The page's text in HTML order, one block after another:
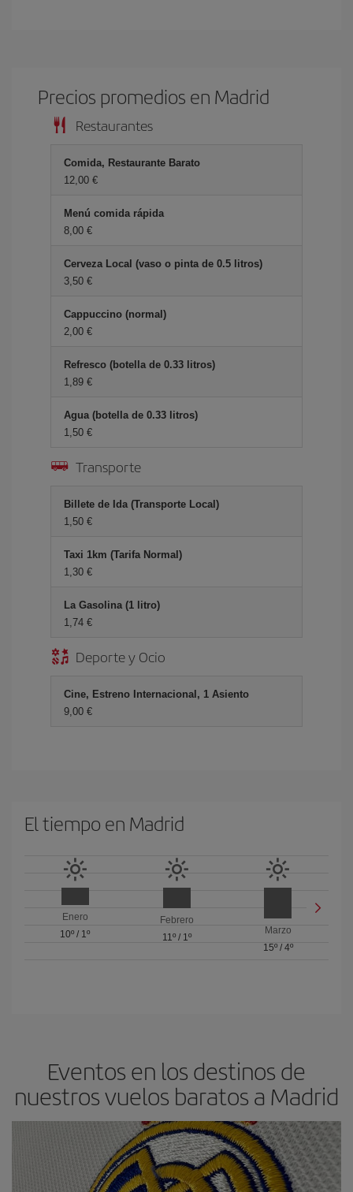
Precios promedios en Madrid
Restaurantes
Comida, Restaurante Barato
12,00 €
Menú comida rápida
8,00 €
Cerveza Local (vaso o pinta de 0.5 litros)
3,50 €
Cappuccino (normal)
2,00 €
Refresco (botella de 0.33 litros)
1,89 €
Agua (botella de 0.33 litros)
1,50 €
Transporte
Billete de Ida (Transporte Local)
1,50 €
Taxi 1km (Tarifa Normal)
1,30 €
La Gasolina (1 litro)
1,74 €
Deporte y Ocio
Cine, Estreno Internacional, 1 Asiento
9,00 €
El tiempo en Madrid
Enero
10º / 1º
Febrero
11º/ 1º
Marzo
15º/ 4º
Eventos en los destinos de
nuestros vuelos baratos a Madrid